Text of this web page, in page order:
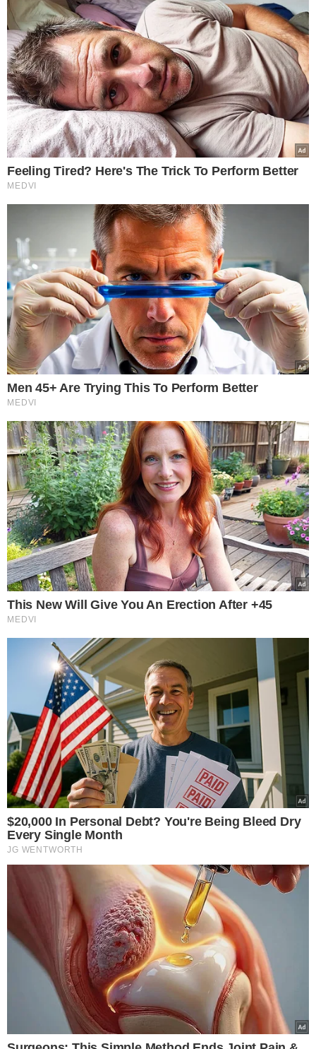
JOVENS NEM-NEM
PANDEMIA COVID
INFORMALIDADE
APRENDIZADO E ESTÁGIO
MERCADO DE TRABALHO
VER COMENTÁRIOS
VEJA TAMBÉM
JOGO DO PODER
Pregão de R$ 76 milhões
do transporte escolar
em Teresina enfrenta
julgamento decisivo no
TCE
VEJA MAIS NOTÍCIAS